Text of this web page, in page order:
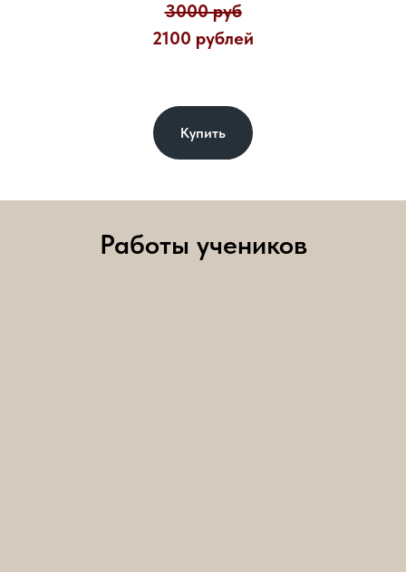
3000 руб
2100 рублей
Купить
Работы учеников